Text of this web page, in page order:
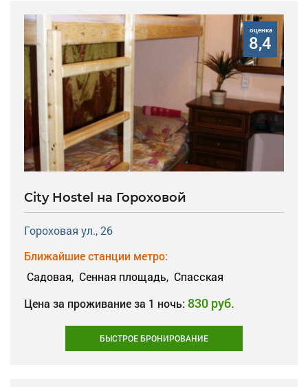
оценка
8,4
City Hostel на Гороховой
Гороховая ул., 26
Ближайшие станции метро:
Садовая, Сенная площадь, Спасская
Цена за проживание за 1 ночь: 830 руб.
БЫСТРОЕ БРОНИРОВАНИЕ